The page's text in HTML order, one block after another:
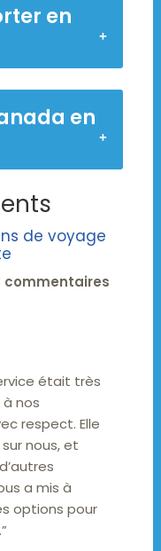
en
en
de voyage
commentaires
était très
nos
respect. Elle
nous, et
a mis à
options pour